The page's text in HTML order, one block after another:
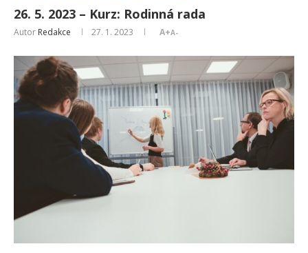
26. 5. 2023 – Kurz: Rodinná rada
Autor Redakce 27. 1. 2023 A+A-